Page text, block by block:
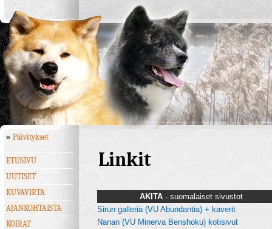
» Päivitykset
ETUSIVU
UUTISET
KUVAVIRTA
AJANKOHTAISTA
KOIRAT
Linkit
AKITA - suomalaiset sivustot
Sirun galleria (VU Abundantia) + kaverit
Nanan (VU Minerva Benshoku) kotisivut